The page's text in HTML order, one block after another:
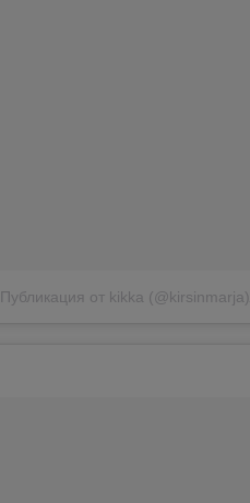
Публикация от kikka (@kirsinmarja)